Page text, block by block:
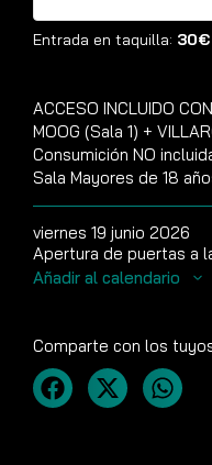
Entrada en taquilla: 30€
ACCESO INCLUIDO
MOOG (Sala 1) +
Consumición NO
Sala Mayores de 18
viernes 19 junio 2026
Apertura de puertas a
Añadir al calendario
Comparte con los